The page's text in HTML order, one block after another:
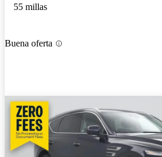
55 millas
Buena oferta